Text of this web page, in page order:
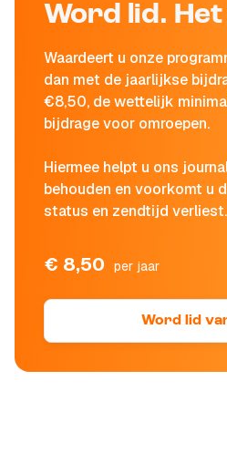
Word lid.
Waardeert u onze
dan met de jaarlijkse
€8,50, de wettelijk
bijdrage voor omroepen.
Hiermee helpt u ons
behouden en voorkomt u
status en zendtijd verliest.
€ 8,50 per jaar
Word lid